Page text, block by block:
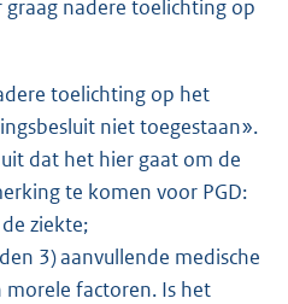
graag nadere toelichting op
toelichting op het
niet toegestaan».
dat het hier gaat om de
te komen voor PGD:
ziekte;
3) aanvullende medische
morele factoren. Is het